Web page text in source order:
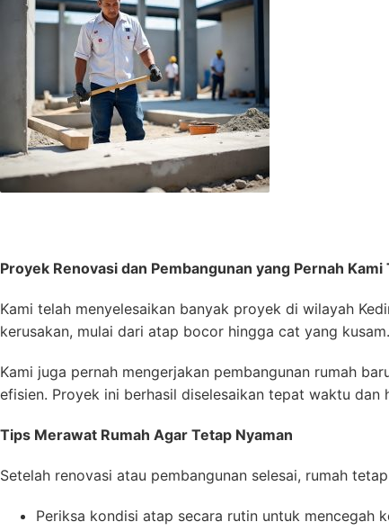
Proyek Renovasi dan Pembangunan yang Pernah Kami
Kami telah menyelesaikan banyak proyek di wilayah
kerusakan, mulai dari atap bocor hingga cat yang
Kami juga pernah mengerjakan pembangunan rumah
efisien. Proyek ini berhasil diselesaikan tepat waktu dan
Tips Merawat Rumah Agar Tetap Nyaman
Setelah renovasi atau pembangunan selesai, rumah
Periksa kondisi atap secara rutin untuk mencegah